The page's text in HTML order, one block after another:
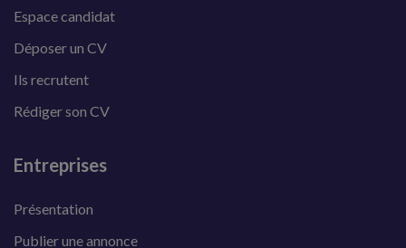
Espace candidat
Déposer un CV
Ils recrutent
Rédiger son CV
Entreprises
Présentation
Publier une annonce